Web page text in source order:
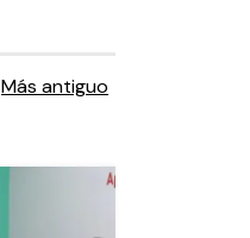
Más antiguo